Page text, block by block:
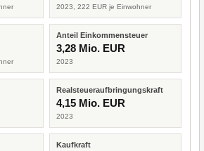
2023, 222 EUR je Einwohner
Anteil Einkommensteuer
3,28 Mio. EUR
2023
Realsteueraufbringungskraft
4,15 Mio. EUR
2023
Kaufkraft